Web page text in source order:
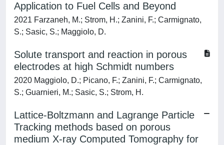
Application to Fuel Cells and Beyond
2021 Farzaneh, M.; Strom, H.; Zanini, F.; Carmignato,
S.; Sasic, S.; Maggiolo, D.
Solute transport and reaction in porous
electrodes at high Schmidt numbers
2020 Maggiolo, D.; Picano, F.; Zanini, F.; Carmignato,
S.; Guarnieri, M.; Sasic, S.; Strom, H.
Lattice-Boltzmann and Lagrange Particle
Tracking methods based on porous
medium X-ray Computed Tomography for